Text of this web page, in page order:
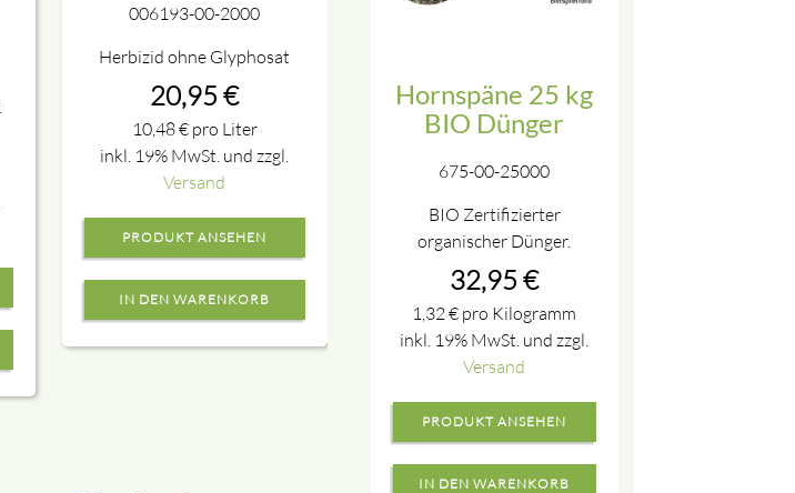
006193-00-2000
Herbizid ohne Glyphosat
20,95€
10,48€pro Liter
inkl. 19% MwSt. und zzgl.
Versand
PRODUKT ANSEHEN
Hornspäne 25 kg
BIO Dünger
675-00-25000
BIO Zertifizierter
organischer Dünger.
32,95€
1,32€ pro Kilogramm
inkl. 19% MwSt. und zzgl.
Versand
PRODUKT ANSEHEN